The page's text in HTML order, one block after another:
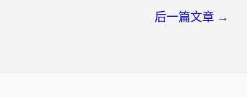
后一篇文章 →